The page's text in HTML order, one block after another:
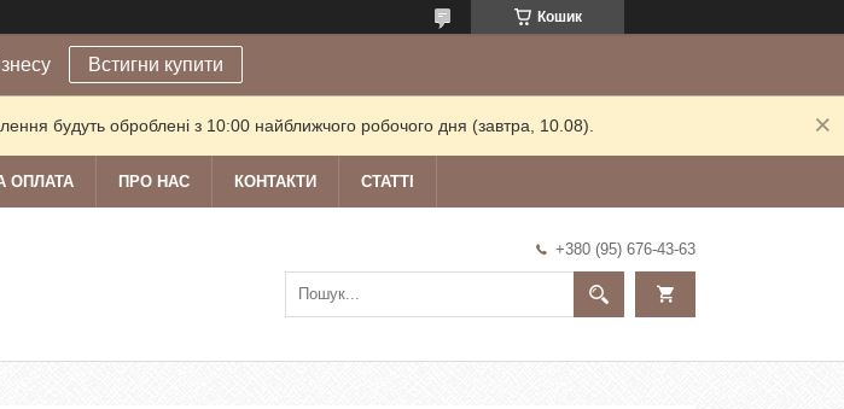
Кошик
Встигни купити
будуть оброблені з 10:00 найближчого робочого дня (завтра, 10.08).
ОПЛАТА ПРО НАС КОНТАКТИ СТАТТІ
+380 (95) 676-43-63